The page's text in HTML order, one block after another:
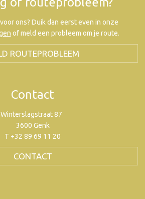
ons? Duik dan eerst even in onze
of meld een probleem om je route.
ROUTEPROBLEEM
Contact
Winterslagstraat 87
3600 Genk
T +32 89 69 11 20
CONTACT